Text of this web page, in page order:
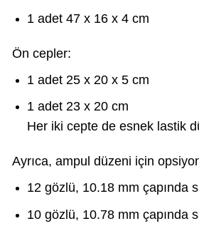
1 adet 47 x 16 x 4 cm
Ön cepler:
1 adet 25 x 20 x 5 cm
1 adet 23 x 20 cm
Her iki cepte de esnek lastik
Ayrıca, ampul düzeni için
12 gözlü, 10.18 mm çapında
10 gözlü, 10.78 mm çapında